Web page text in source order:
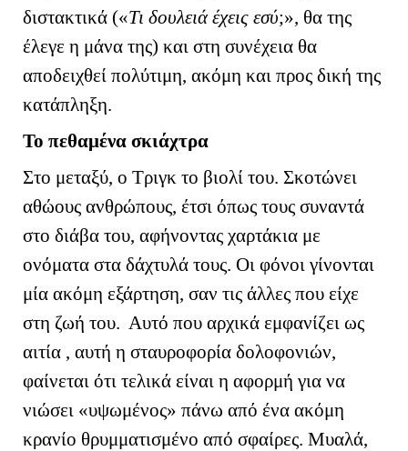
διστακτικά («Τι δουλειά έχεις εσύ;», θα της
έλεγε η μάνα της) και στη συνέχεια θα
αποδειχθεί πολύτιμη, ακόμη και προς δική της
κατάπληξη.
Το πεθαμένα σκιάχτρα
Στο μεταξύ, ο Τριγκ το βιολί του. Σκοτώνει
αθώους ανθρώπους, έτσι όπως τους συναντά
στο διάβα του, αφήνοντας χαρτάκια με
ονόματα στα δάχτυλά τους. Οι φόνοι γίνονται
μία ακόμη εξάρτηση, σαν τις άλλες που είχε
στη ζωή του. Αυτό που αρχικά εμφανίζει ως
αιτία , αυτή η σταυροφορία δολοφονιών,
φαίνεται ότι τελικά είναι η αφορμή για να
νιώσει «υψωμένος» πάνω από ένα ακόμη
κρανίο θρυμματισμένο από σφαίρες. Μυαλά,